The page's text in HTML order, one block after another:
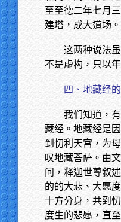
至至德二年七月
建塔，成大道场。
这两种说法
不是虚构，只以
四、地藏经
我们知道，
藏经。地藏经是
到忉利天宫，为
叹地藏菩萨。由
问，释迦世尊叙
的的大悲、大愿
十方分身，共到
度生的悲愿，直